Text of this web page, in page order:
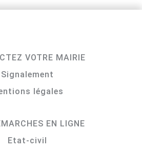
VOTRE MAIRIE
Signalement
légales
EN LIGNE
Etat-civil